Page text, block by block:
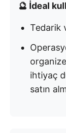
🔮 İdeal
Tedarik
ihtiyaç
satın